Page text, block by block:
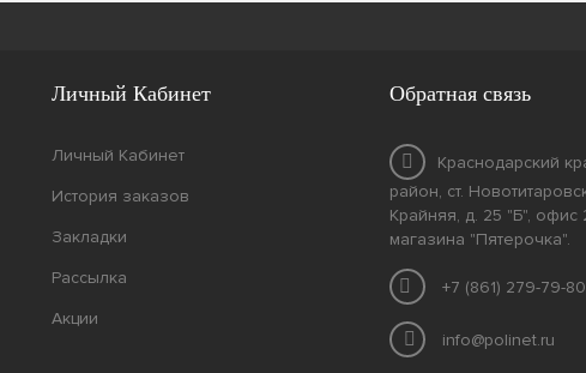
Личный Кабинет
Личный Кабинет
История заказов
Закладки
Рассылка
Акции
Обратная связь
Краснодарский
район, ст.
Крайняя, д. 25 "Б", офис
магазина "Пятерочка".
+7 (861) 279-79-80
info@polinet.ru